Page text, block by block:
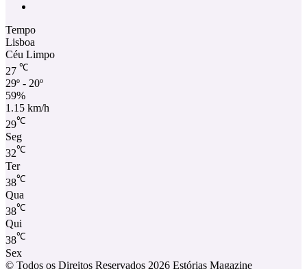
Tempo
Lisboa
Céu Limpo
27 ℃
29º - 20º
59%
1.15 km/h
29℃
Seg
32℃
Ter
38℃
Qua
38℃
Qui
38℃
Sex
© Todos os Direitos Reservados 2026 Estórias Magazine